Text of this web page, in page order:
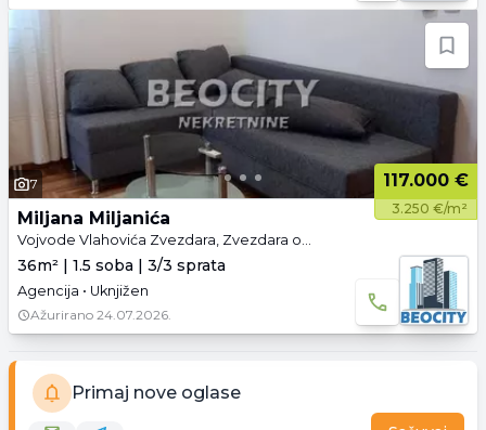
7 117.000 €
3.250 €/m²
Miljana Miljanića
Vojvode Vlahovića Zvezdara, Zvezdara opština, Beograd
36m² | 1.5 soba | 3/3 sprata
Agencija • Uknjižen
Ažurirano 24.07.2026.
Primaj nove oglase